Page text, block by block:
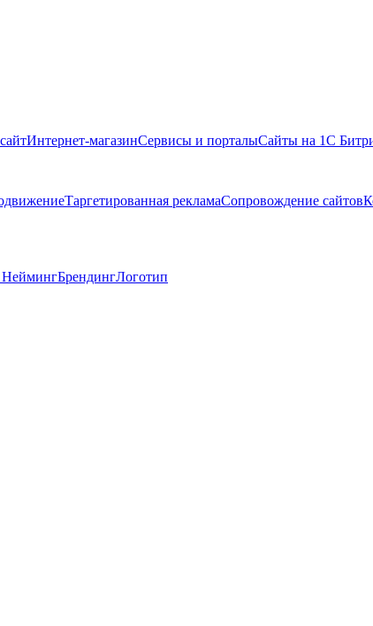
Интернет-магазинСервисы и порталыСайты на 1С
Таргетированная рекламаСопровождение сайтов
НеймингБрендингЛоготип